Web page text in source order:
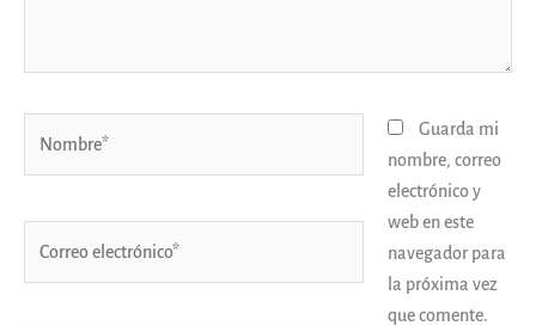
Guarda mi
nombre, correo
electrónico y
web en este
navegador para
la próxima vez
que comente.